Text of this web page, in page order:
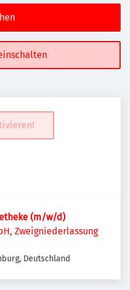
(m/w/d)
Zweigniederlassung
Deutschland